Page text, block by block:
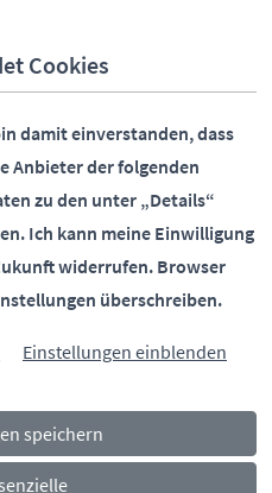
Datenschutz Barrierefreiheit
Cookies
damit einverstanden, dass
Anbieter der folgenden
zu den unter „Details“
Ich kann meine Einwilligung
widerrufen. Browser
überschreiben.
Einstellungen einblenden
speichern